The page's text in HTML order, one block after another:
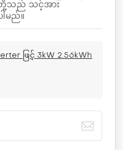
တို့သည် သင့်အား
ါမည်။
ဖြင့် 3kW 2.56kWh